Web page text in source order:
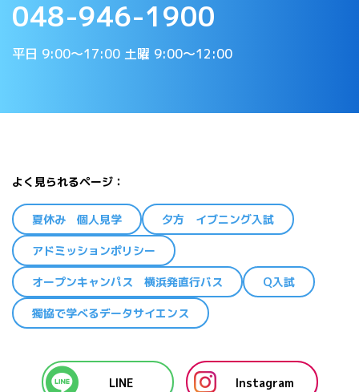
048-946-1900
平日 9:00〜17:00 土曜 9:00〜12:00
よく見られるページ
夏休み 個人見学 夕方 イブニング入試
アドミッションポリシー
オープンキャンパス 横浜発直行バス Q入試
獨協で学べるデータサイエンス
LINE Instagram